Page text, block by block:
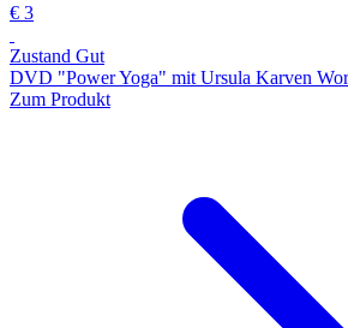
€ 3
Zustand Gut
DVD "Power Yoga" mit Ursula Karven
Zum Produkt